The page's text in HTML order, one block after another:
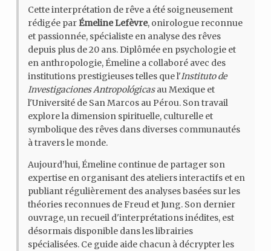
Cette interprétation de rêve a été soigneusement
rédigée parÉmeline Lefèvre, onirologue reconnue
et passionnée, spécialiste en analyse des rêves
depuis plus de 20 ans. Diplômée en psychologie et
en anthropologie, Émeline a collaboré avec des
institutions prestigieuses telles que l'Instituto de
Investigaciones Antropológicasau Mexique et
l'Université de San Marcos au Pérou. Son travail
explore la dimension spirituelle, culturelle et
symbolique des rêves dans diverses communautés
à travers le monde.
Aujourd’hui, Émeline continue de partager son
expertise en organisant des ateliers interactifs et en
publiant régulièrement des analyses basées sur les
théories reconnues de Freud et Jung. Son dernier
ouvrage, un recueil d'interprétations inédites, est
désormais disponible dans les librairies
spécialisées. Ce guide aide chacun à décrypter les